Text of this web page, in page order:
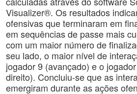
Visualizer®. Os resultados
ofensivas que terminaram em
em sequências de passe mais
com um maior número de
seu lado, o maior nível de
jogador 9 (avançado) e o
direito). Concluiu-se que as
emergiram durante as ações